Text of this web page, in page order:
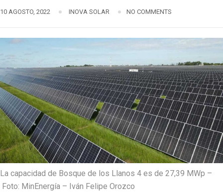
10 AGOSTO, 2022 INOVA SOLAR NO COMMENTS
La capacidad de Bosque de los Llanos 4 es de 27,39 MWp –
Foto: MinEnergía – Iván Felipe Orozco